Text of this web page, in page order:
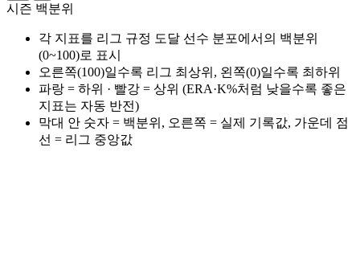
시즌 백분위
각 지표를 리그 규정 도달 선수 분포에서의 백분위
(0~100)로 표시
오른쪽(100)일수록 리그 최상위, 왼쪽(0)일수록 최하위
파랑 = 하위 · 빨강 = 상위 (ERA·K%처럼 낮을수록 좋은
지표는 자동 반전)
막대 안 숫자 = 백분위, 오른쪽 = 실제 기록값, 가운데 점
선 = 리그 중앙값